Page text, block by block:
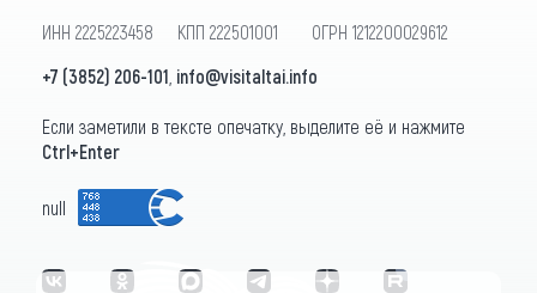
ИНН 2225223458 КПП 222501001 ОГРН 1212200029612
+7 (3852) 206-101 info@visitaltai.info
Если заметили в тексте опечатку, выделите её и нажмите
Ctrl+Enter
null